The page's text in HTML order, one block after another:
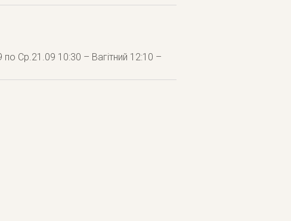
по Ср.21.09 10:30 – Вагітний 12:10 –